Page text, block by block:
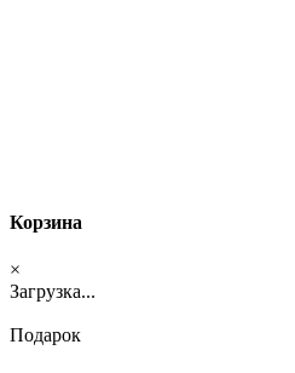
Корзина
×
Загрузка...
Подарок